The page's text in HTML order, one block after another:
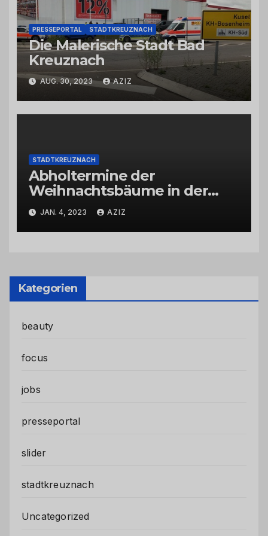
PRESSEPORTAL STADTKREUZNACH
Die Malerische Stadt Bad
Kreuznach
AUG. 30, 2023 AZIZ
STADTKREUZNACH
Abholtermine der
Weihnachtsbäume in der
Kernstadt und in den
Stadtteilen
JAN. 4, 2023 AZIZ
Kategorien
beauty
focus
jobs
presseportal
slider
stadtkreuznach
Uncategorized